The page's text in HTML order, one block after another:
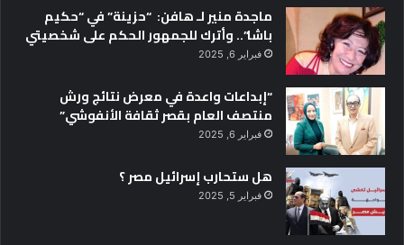
ماجدة منير لـ هافن: “حزينة” في “حكيم
باشا”.. وأترك للجمهور الحكم على شخصيتي
فبراير 6, 2025
“إبداعات واعدة في معرض نتائج ورش
منتصف العام بقصر ثقافة الأنفوشي”
فبراير 6, 2025
هل ستحارب إسرائيل مصر ؟
فبراير 5, 2025